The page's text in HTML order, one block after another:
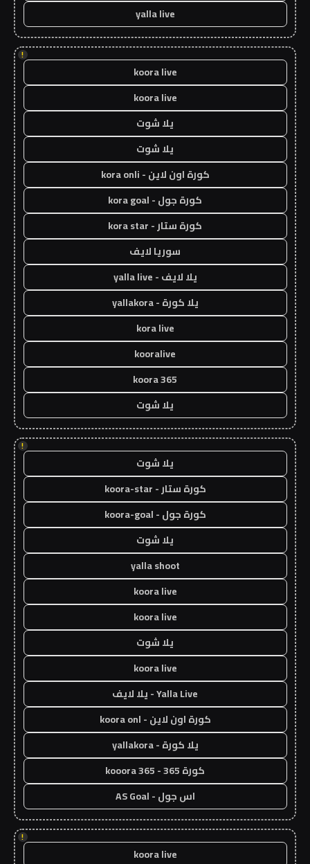
yalla live
!
koora live
koora live
يلا شوت
يلا شوت
كورة اون لاين - kora onli
كورة جول - kora goal
كورة ستار - kora star
سوريا لايف
يلا لايف - yalla live
يلا كورة - yallakora
kora live
kooralive
koora 365
يلا شوت
!
يلا شوت
كورة ستار - koora-star
كورة جول - koora-goal
يلا شوت
yalla shoot
koora live
koora live
يلا شوت
koora live
Yalla Live - يلا لايف
كورة اون لاين - koora onl
يلا كورة - yallakora
كورة 365 - kooora 365
اس جول - AS Goal
!
koora live